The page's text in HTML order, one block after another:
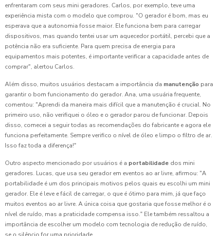
enfrentaram com seus mini geradores. Carlos, por exemplo, teve uma
experiência mista com o modelo que comprou. "O gerador é bom, mas eu
esperava que a autonomia fosse maior. Ele funciona bem para carregar
dispositivos, mas quando tentei usar um aquecedor portátil, percebi que a
potência não era suficiente. Para quem precisa de energia para
equipamentos mais potentes, é importante verificar a capacidade antes de
comprar", alertou Carlos.
Além disso, muitos usuários destacam a importância da manutenção para
garantir o bom funcionamento do gerador. Ana, uma usuária frequente,
comentou: "Aprendi da maneira mais difícil que a manutenção é crucial. No
primeiro uso, não verifiquei o óleo e o gerador parou de funcionar. Depois
disso, comecei a seguir todas as recomendações do fabricante e agora ele
funciona perfeitamente. Sempre verifico o nível de óleo e limpo o filtro de ar.
Isso faz toda a diferença!"
Outro aspecto mencionado por usuários é a portabilidade dos mini
geradores. Lucas, que usa seu gerador em eventos ao ar livre, afirmou: "A
portabilidade é um dos principais motivos pelos quais eu escolhi um mini
gerador. Ele é leve e fácil de carregar, o que é ótimo para mim, já que faço
muitos eventos ao ar livre. A única coisa que gostaria que fosse melhor é o
nível de ruído, mas a praticidade compensa isso." Ele também ressaltou a
importância de escolher um modelo com tecnologia de redução de ruído,